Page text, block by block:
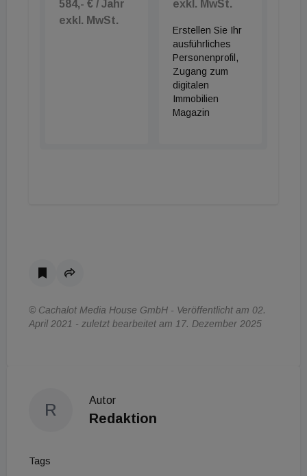
584,- € / Jahr
exkl. MwSt.
exkl. MwSt.
Erstellen Sie Ihr
ausführliches
Personenprofil,
Zugang zum
digitalen
Immobilien
Magazin
© Cachalot Media House GmbH - Veröffentlicht am 02.
April 2021 - zuletzt bearbeitet am 17. Dezember 2025
R
Autor
Redaktion
Tags